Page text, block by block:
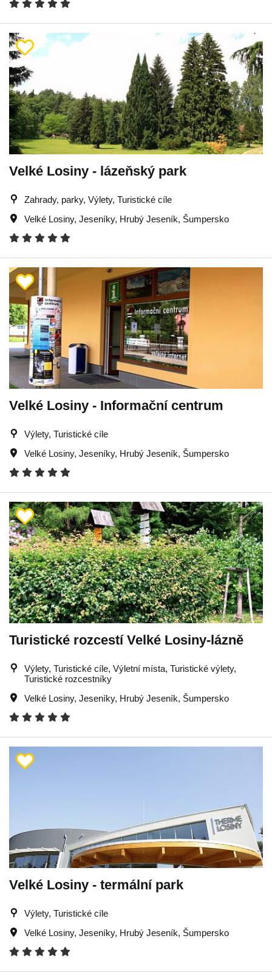
Velké Losiny - lázeňský park
Zahrady, parky, Výlety, Turistické cíle
Velké Losiny, Jeseníky, Hrubý Jeseník, Šumpersko
Velké Losiny - Informační centrum
Výlety, Turistické cíle
Velké Losiny, Jeseníky, Hrubý Jeseník, Šumpersko
Turistické rozcestí Velké Losiny-lázně
Výlety, Turistické cíle, Výletní místa, Turistické výlety,
Turistické rozcestníky
Velké Losiny, Jeseníky, Hrubý Jeseník, Šumpersko
Velké Losiny - termální park
Výlety, Turistické cíle
Velké Losiny, Jeseníky, Hrubý Jeseník, Šumpersko